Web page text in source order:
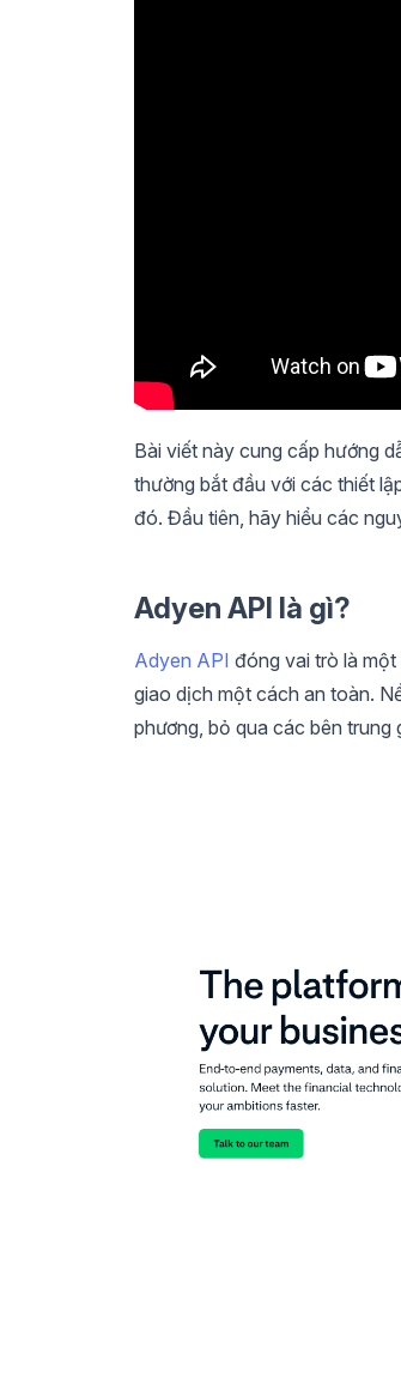
Bài viết này cung cấp hướng
thường bắt đầu với các thiết
đó. Đầu tiên, hãy hiểu các
Adyen API là gì?
Adyen API đóng vai trò là
giao dịch một cách an toàn.
phương, bỏ qua các bên trung